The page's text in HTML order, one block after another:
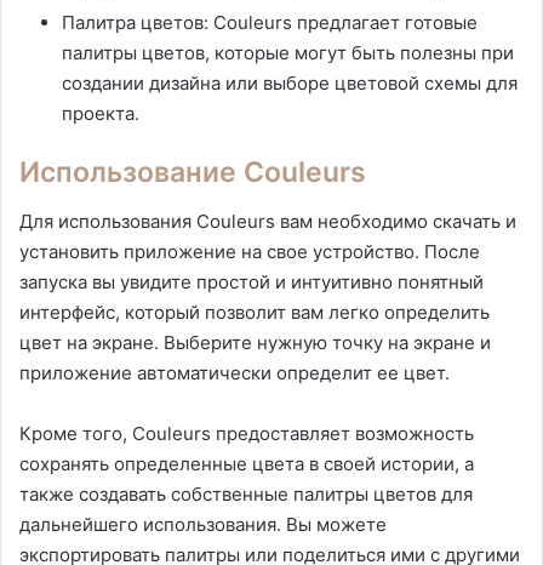
Палитра цветов: Couleurs предлагает готовые
палитры цветов, которые могут быть полезны при
создании дизайна или выборе цветовой схемы для
проекта.
Использование Couleurs
Для использования Couleurs вам необходимо скачать и
установить приложение на свое устройство. После
запуска вы увидите простой и интуитивно понятный
интерфейс, который позволит вам легко определить
цвет на экране. Выберите нужную точку на экране и
приложение автоматически определит ее цвет.
Кроме того, Couleurs предоставляет возможность
сохранять определенные цвета в своей истории, а
также создавать собственные палитры цветов для
дальнейшего использования. Вы можете
экспортировать палитры или поделиться ими с другими